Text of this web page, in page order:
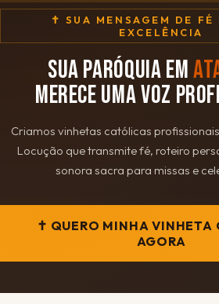
✝ SUA MENSAGEM DE FÉ
EXCELÊNCIA
SUA PARÓQUIA EM
MERECE UMA VOZ
Criamos vinhetas católicas
Locução que transmite fé, roteiro
sonora sacra para missas e
✝ QUERO MINHA VINHETA
AGORA